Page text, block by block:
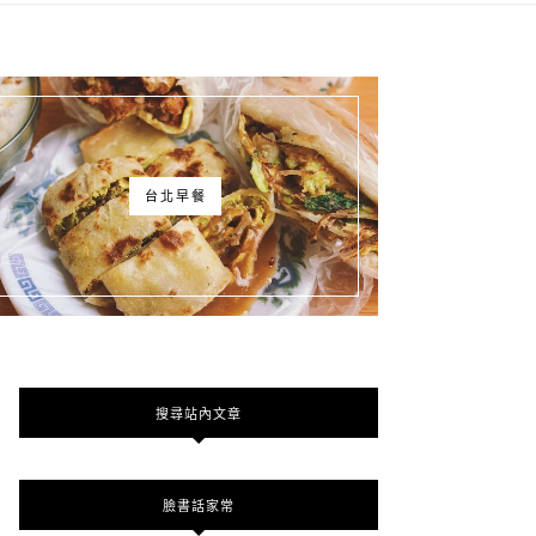
台北早餐
搜尋站內文章
臉書話家常